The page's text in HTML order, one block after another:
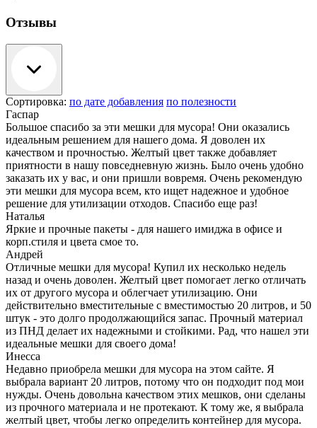
Отзывы
Сортировка: по дате добавления по полезности
Гаспар
Большое спасибо за эти мешки для мусора! Они оказались
идеальным решением для нашего дома. Я доволен их
качеством и прочностью. Желтый цвет также добавляет
приятности в нашу повседневную жизнь. Было очень удобно
заказать их у вас, и они пришли вовремя. Очень рекомендую
эти мешки для мусора всем, кто ищет надежное и удобное
решение для утилизации отходов. Спасибо еще раз!
Наталья
Яркие и прочные пакеты - для нашего имиджа в офисе и
корп.стиля и цвета смое то.
Андрей
Отличные мешки для мусора! Купил их несколько недель
назад и очень доволен. Желтый цвет помогает легко отличать
их от другого мусора и облегчает утилизацию. Они
действительно вместительные с вместимостью 20 литров, и 50
штук - это долго продолжающийся запас. Прочный материал
из ПНД делает их надежными и стойкими. Рад, что нашел эти
идеальные мешки для своего дома!
Инесса
Недавно приобрела мешки для мусора на этом сайте. Я
выбрала вариант 20 литров, потому что он подходит под мои
нужды. Очень довольна качеством этих мешков, они сделаны
из прочного материала и не протекают. К тому же, я выбрала
желтый цвет, чтобы легко определить контейнер для мусора.